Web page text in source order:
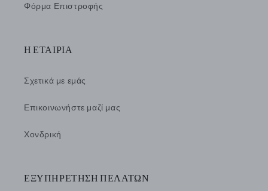
Φόρμα Επιστροφής
Η ΕΤΑΙΡΙΑ
Σχετικά με εμάς
Επικοινωνήστε μαζί μας
Χονδρική
ΕΞΥΠΗΡΕΤΗΣΗ ΠΕΛΑΤΩΝ